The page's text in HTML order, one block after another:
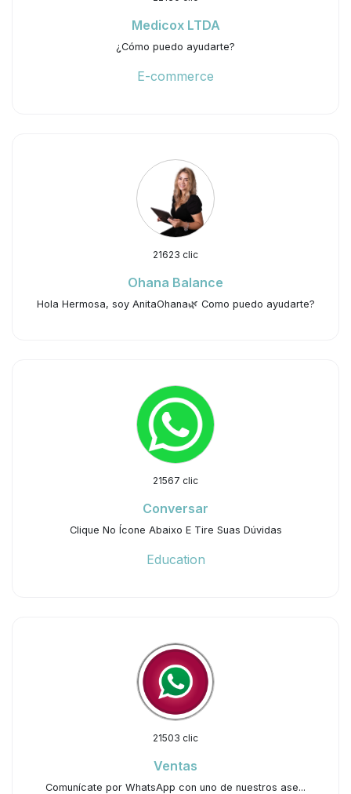
Medicox LTDA
¿Cómo puedo ayudarte?
E-commerce
21623 clic
Ohana Balance
Hola Hermosa, soy AnitaOhana🌿 Como puedo ayudarte?
21567 clic
Conversar
Clique No Ícone Abaixo E Tire Suas Dúvidas
Education
21503 clic
Ventas
Comunícate por WhatsApp con uno de nuestros ase...